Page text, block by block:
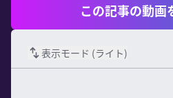
この記事の動画
表示モード (ライト)